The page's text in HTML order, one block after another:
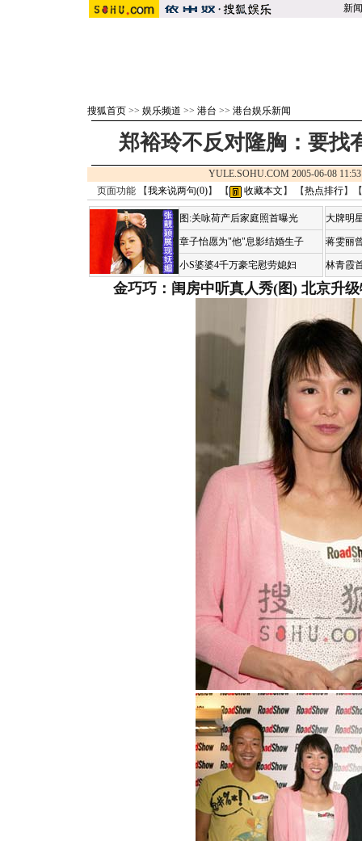
新闻
搜狐首页 >> 娱乐频道 >> 港台 >> 港台娱乐新闻
郑裕玲不反对隆胸：要找
YULE.SOHU.COM 2005-06-08
页面功能 【我来说两句(0)】 【 收藏本文 】 【热点排行】【
图:关咏荷产后家庭照首曝光
章子怡愿为"他"息影结婚生子
小S婆婆4千万豪宅慰劳媳妇
大牌明
蒋雯丽
林青霞
金巧巧：闺房中听真人秀(图) 北京升